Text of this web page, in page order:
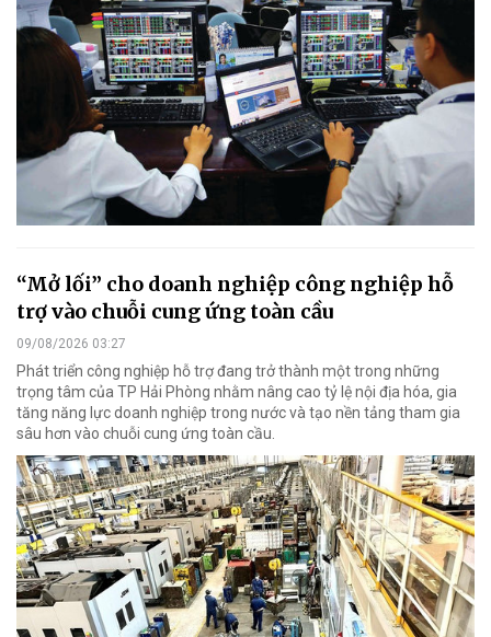
“Mở lối” cho doanh nghiệp công nghiệp hỗ
trợ vào chuỗi cung ứng toàn cầu
09/08/2026 03:27
Phát triển công nghiệp hỗ trợ đang trở thành một trong những
trọng tâm của TP Hải Phòng nhằm nâng cao tỷ lệ nội địa hóa, gia
tăng năng lực doanh nghiệp trong nước và tạo nền tảng tham gia
sâu hơn vào chuỗi cung ứng toàn cầu.